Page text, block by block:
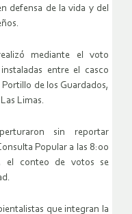
defensa de la vida y del
mediante el voto
entre el casco
de los Guardados,
Limas.
sin reportar
Popular a las 8:00
el conteo de votos se
que integran la